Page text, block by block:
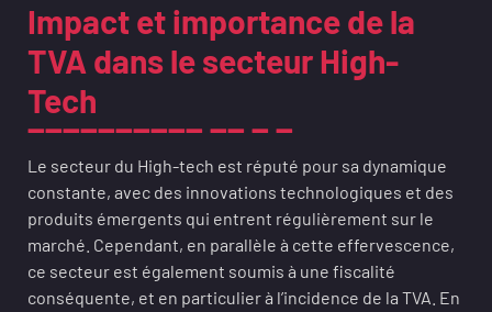
Impact et importance de la
TVA dans le secteur High-
Tech
Le secteur du High-tech est réputé pour sa dynamique
constante, avec des innovations technologiques et des
produits émergents qui entrent régulièrement sur le
marché. Cependant, en parallèle à cette effervescence,
ce secteur est également soumis à une fiscalité
conséquente, et en particulier à l’incidence de la TVA. En